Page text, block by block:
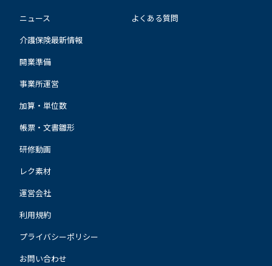
ニュース
介護保険最新情報
開業準備
事業所運営
加算・単位数
帳票・文書雛形
研修動画
レク素材
よくある質問
運営会社
利用規約
プライバシーポリシー
お問い合わせ